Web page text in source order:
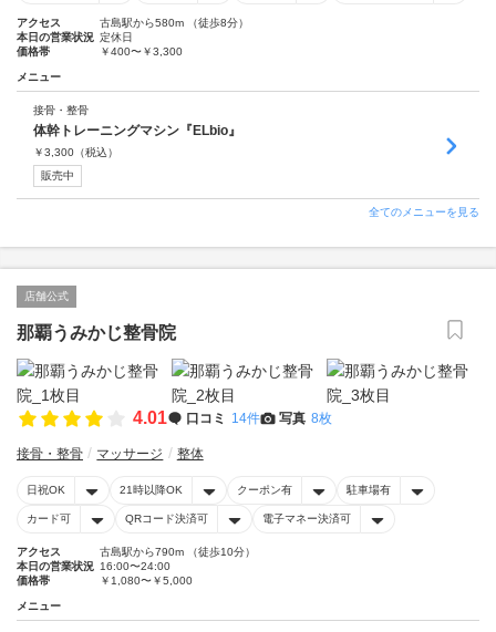
アクセス
古島駅から580m （徒歩8分）
本日の営業状況 定休日
価格帯
￥400〜￥3,300
メニュー
接骨・整骨
体幹トレーニングマシン『ELbio』
￥3,300 （税込）
販売中
全てのメニューを見る
店舗公式
那覇うみかじ整骨院
4.01 口コミ 14件 写真 8枚
接骨・整骨 マッサージ 整体
日祝OK 21時以降OK クーポン有 駐車場有
カード可 QRコード決済可 電子マネー決済可
アクセス
古島駅から790m （徒歩10分）
本日の営業状況 16:00〜24:00
価格帯
￥1,080〜￥5,000
メニュー